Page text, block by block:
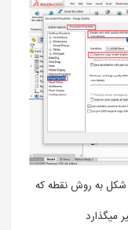
شکل به روش نقطه که
میگذارد